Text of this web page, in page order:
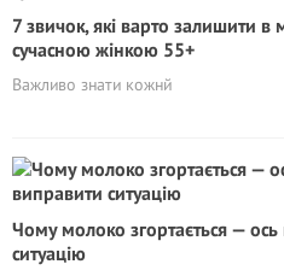
7 звичок, які варто залишити
сучасною жінкою 55+
Важливо знати кожнй
Чому молоко згортається —
ситуацію